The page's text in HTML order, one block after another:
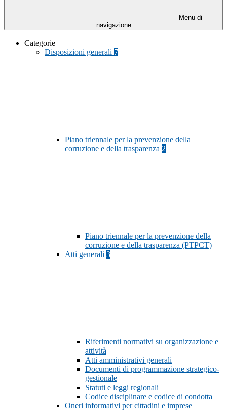
Menu di
navigazione
Categorie
Disposizioni generali 7
Piano triennale per la prevenzione della
corruzione e della trasparenza 2
Piano triennale per la prevenzione della
corruzione e della trasparenza (PTPCT)
Atti generali 3
Riferimenti normativi su organizzazione e
attività
Atti amministrativi generali
Documenti di programmazione strategico-
gestionale
Statuti e leggi regionali
Codice disciplinare e codice di condotta
Oneri informativi per cittadini e imprese